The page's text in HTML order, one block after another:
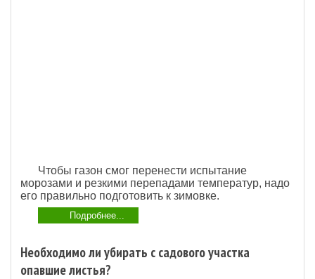
Чтобы газон смог перенести испытание
морозами и резкими перепадами температур, надо
его правильно подготовить к зимовке.
Подробнее...
Необходимо ли убирать с садового участка
опавшие листья?